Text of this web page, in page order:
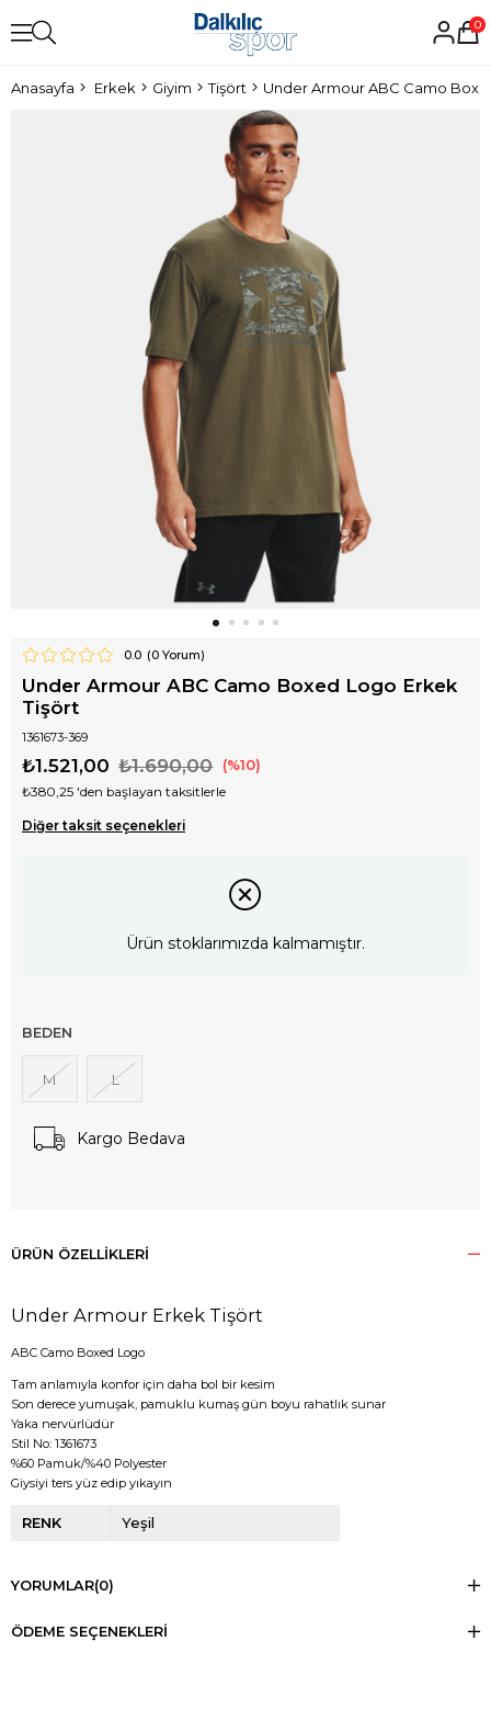
0
Anasayfa Erkek Giyim Tişört Under Armour ABC Camo
0.0 (0Yorum)
Under Armour ABC Camo Boxed Logo Erkek
Tişört
1361673-369
₺1.690,00
₺1.521,00 10
₺380,25 'den başlayan taksitlerle
Diğer taksit seçenekleri
Ürün stoklarımızda kalmamıştır.
BEDEN
M L
Kargo Bedava
ÜRÜN ÖZELLIKLERI
Under Armour Erkek Tişört
ABC Camo Boxed Logo
Tam anlamıyla konfor için daha bol bir kesim
Son derece yumuşak, pamuklu kumaş gün boyu rahatlık sunar
Yaka nervürlüdür
Stil No: 1361673
%60 Pamuk/%40 Polyester
Giysiyi ters yüz edip yıkayın
RENK Yeşil
YORUMLAR(0)
ÖDEME SEÇENEKLERI